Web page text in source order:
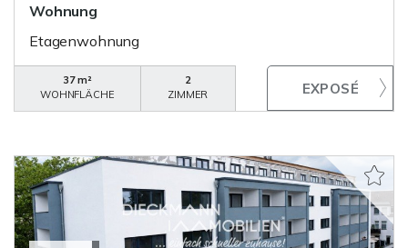
Wohnung
Etagenwohnung
37 m²
WOHNFLÄCHE
2
ZIMMER